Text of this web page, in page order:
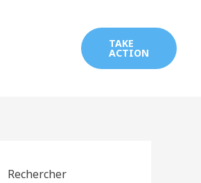
TAKE
ACTION
Rechercher